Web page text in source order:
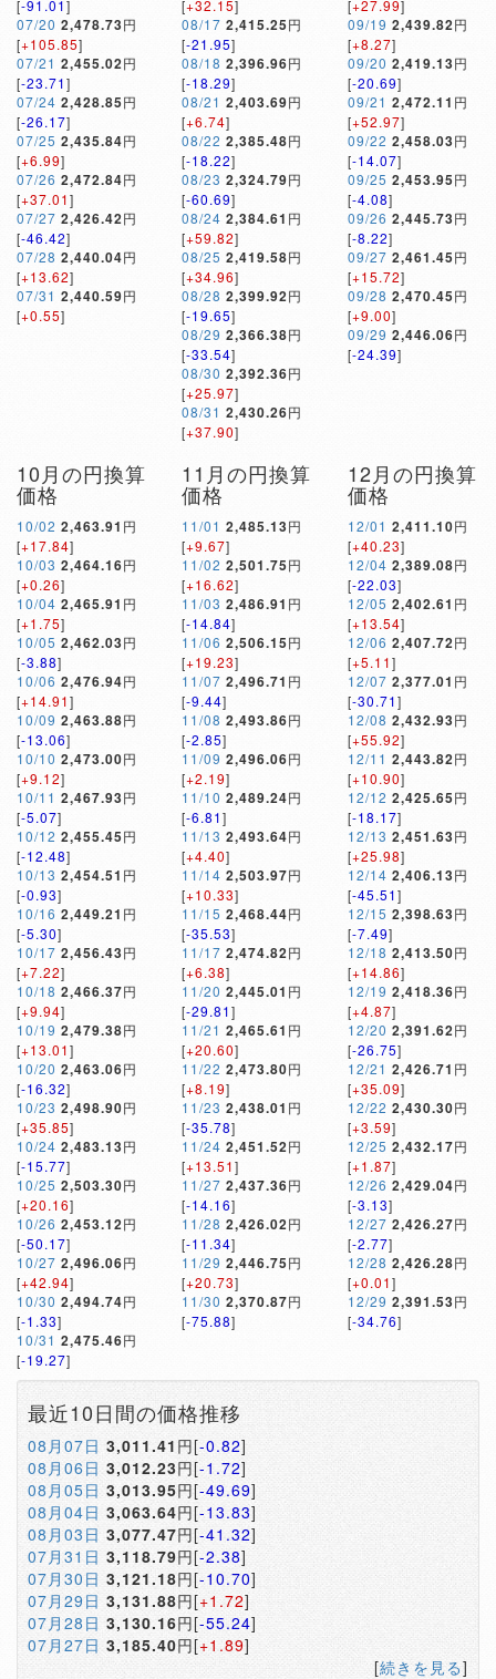
[-91.01]
07/20 2,478.73円
[+105.85]
07/21 2,455.02円
[-23.71]
07/24 2,428.85円
[-26.17]
07/25 2,435.84円
[+6.99]
07/26 2,472.84円
[+37.01]
07/27 2,426.42円
[-46.42]
07/28 2,440.04円
[+13.62]
07/31 2,440.59円
[+0.55]
[+32.15]
08/17 2,415.25円
[-21.95]
08/18 2,396.96円
[-18.29]
08/21 2,403.69円
[+6.74]
08/22 2,385.48円
[-18.22]
08/23 2,324.79円
[-60.69]
08/24 2,384.61 円
[+59.82]
08/25 2,419.58円
[+34.96]
08/28 2,399.92円
[-19.65]
08/29 2,366.38円
[-33.54]
08/30 2,392.36円
[+25.97]
08/31 2,430.26円
[+37.90]
[+27.99]
09/19 2,439.82円
[+8.27]
09/20 2,419.13円
[-20.69]
09/21 2,472.11 円
[+52.97]
09/22 2,458.03円
[-14.07]
09/25 2,453.95円
[-4.08]
09/26 2,445.73円
[-8.22]
09/27 2,461.45円
[+15.72]
09/28 2,470.45円
[+9.00]
09/29 2,446.06円
[-24.39]
10月の円換算
価格
10/02 2,463.91 円
[+17.84]
10/03 2,464.16円
[+0.26]
10/04 2,465.91 円
[+1.75]
10/05 2,462.03円
[-3.88]
10/06 2,476.94円
[+14.91]
10/09 2,463.88円
[-13.06]
10/10 2,473.00円
[+9.12]
10/11 2,467.93円
[-5.07]
10/12 2,455.45円
[-12.48]
10/13 2,454.51 円
[-0.93]
10/16 2,449.21 円
[-5.30]
10/17 2,456.43円
[+7.22]
10/18 2,466.37円
[+9.94]
10/19 2,479.38円
[+13.01]
10/20 2,463.06円
[-16.32]
10/23 2,498.90円
[+35.85]
10/24 2,483.13円
[-15.77]
10/25 2,503.30円
[+20.16]
10/26 2,453.12円
[-50.17]
10/27 2,496.06円
[+42.94]
10/30 2,494.74円
[-1.33]
10/31 2,475.46円
[-19.27]
11月の円換算
価格
11/01 2,485.13円
[+9.67]
11/02 2,501.75円
[+16.62]
11/03 2,486.91 円
[-14.84]
11/06 2,506.15円
[+19.23]
11/07 2,496.71 円
[-9.44]
11/08 2,493.86円
[-2.85]
11/09 2,496.06円
[+2.19]
11/10 2,489.24円
[-6.81]
11/13 2,493.64円
[+4.40]
11/14 2,503.97円
[+10.33]
11/15 2,468.44円
[-35.53]
11/17 2,474.82円
[+6.38]
11/20 2,445.01 円
[-29.81]
11/21 2,465.61 円
[+20.60]
11/22 2,473.80円
[+8.19]
11/23 2,438.01 円
[-35.78]
11/24 2,451.52円
[+13.51]
11/27 2,437.36円
[-14.16]
11/28 2,426.02円
[-11.34]
11/29 2,446.75円
[+20.73]
11/30 2,370.87円
[-75.88]
12月の円換算
価格
12/01 2,411.10円
[+40.23]
12/04 2,389.08円
[-22.03]
12/05 2,402.61 円
[+13.54]
12/06 2,407.72円
[+5.11]
12/07 2,377.01 円
[-30.71]
12/08 2,432.93円
[+55.92]
12/11 2,443.82円
[+10.90]
12/12 2,425.65円
[-18.17]
12/13 2,451.63円
[+25.98]
12/14 2,406.13円
[-45.51]
12/15 2,398.63円
[-7.49]
12/18 2,413.50円
[+14.86]
12/19 2,418.36円
[+4.87]
12/20 2,391.62円
[-26.75]
12/21 2,426.71 円
[+35.09]
12/22 2,430.30円
[+3.59]
12/25 2,432.17円
[+1.87]
12/26 2,429.04円
[-3.13]
12/27 2,426.27円
[-2.77]
12/28 2,426.28円
[+0.01]
12/29 2,391.53円
[-34.76]
最近10日間の価格推移
08月07日 3,011.41 円[-0.82]
08月06日 3,012.23円[-1.72]
08月05日 3,013.95円[-49.69]
08月04日 3,063.64円[-13.83]
08月03日 3,077.47円[-41.32]
07月31日 3,118.79円[-2.38]
07月30日 3,121.18円[-10.70]
07月29日 3,131.88円[+1.72]
07月28日 3,130.16円[-55.24]
07月27日 3,185.40円[+1.89]
[続きを見る]